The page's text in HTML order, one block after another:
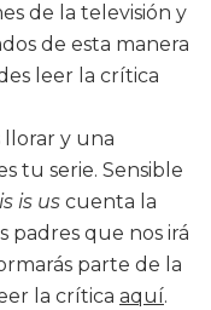
de la televisión y
de esta manera
leer la crítica
y una
tu serie. Sensible
is us cuenta la
padres que nos irá
parte de la
la crítica aquí.